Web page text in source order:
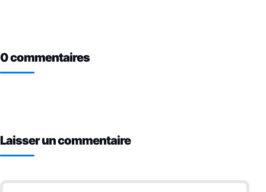
0 commentaires
Laisser un commentaire
Commentaire